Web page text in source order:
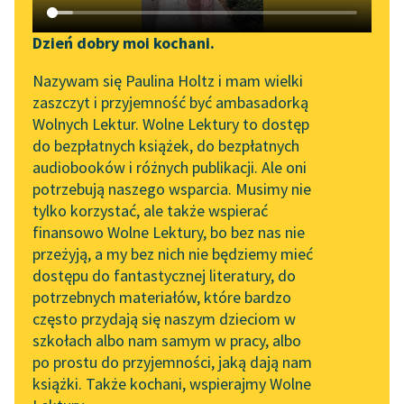
Katalog DAISY
Podkasty o książkach
Zgłoś brak utworu
Aktualności
„Prokurator Alicja Horn”
do słuchania
Byliśmy częścią AI Impact
Lab
Zapraszamy na spotkanie
online z tłumaczkami
literatury skandynawskiej
Spotkanie z Katarzyną
Tunkiel w Oslo
102. lata temu zmarł
Joseph Conrad
Narzędzia
Mapa Wolnych Lektur
Leśmianator
Przewodnik dla piszących i
czytających
API
OAI-PMH
Widget Wolnych Lektur
Przypisy
Dzień dobry moi kochani.
Nazywam się Paulina Holtz i mam wielki
zaszczyt i przyjemność być ambasadorką
Wolnych Lektur. Wolne Lektury to dostęp
do bezpłatnych książek, do bezpłatnych
audiobooków i różnych publikacji. Ale oni
potrzebują naszego wsparcia. Musimy nie
tylko korzystać, ale także wspierać
finansowo Wolne Lektury, bo bez nas nie
przeżyją, a my bez nich nie będziemy mieć
dostępu do fantastycznej literatury, do
potrzebnych materiałów, które bardzo
często przydają się naszym dzieciom w
szkołach albo nam samym w pracy, albo
po prostu do przyjemności, jaką dają nam
książki. Także kochani, wspierajmy Wolne
Gabriela Zapolska
Tymczasem w pokoju
Ewelinki cicho odbywa
się scena. Pani
Szymczyńska uznaje za
stosowne przestrzec
córkę...
Czytaj więcej
Motyw: Mężczyzna